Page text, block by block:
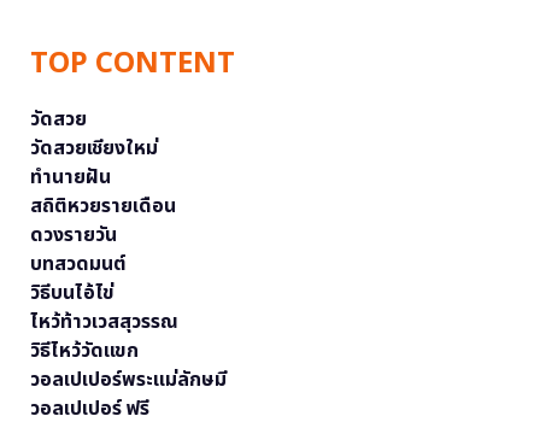
TOP CONTENT
วัดสวย
วัดสวยเชียงใหม่
ทำนายฝัน
สถิติหวยรายเดือน
ดวงรายวัน
บทสวดมนต์
วิธีบนไอ้ไข่
ไหว้ท้าวเวสสุวรรณ
วิธีไหว้วัดแขก
วอลเปเปอร์พระแม่ลักษมี
วอลเปเปอร์ ฟรี